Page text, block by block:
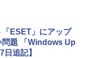
ESET」にアップ
問題 「Windows Up
追記】